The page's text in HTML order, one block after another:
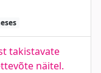
takistavate
näitel.